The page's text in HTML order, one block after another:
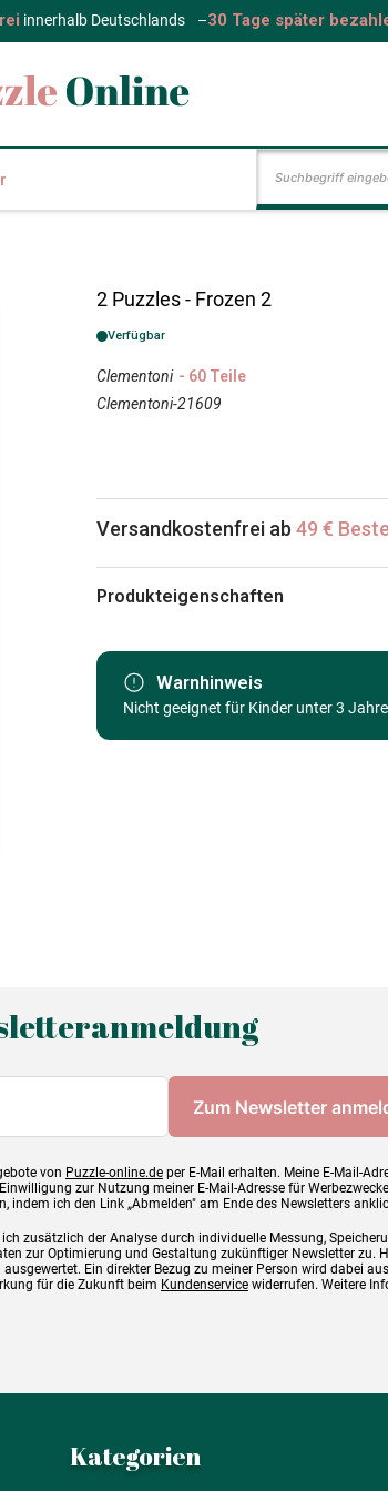
innerhalb Deutschlands –30 Tage später
2 Puzzles - Frozen 2
Verfügbar
Clementoni - 60 Teile
Clementoni-21609
Versandkostenfrei ab 49 €
Produkteigenschaften
KategorieWarnhinweis
Nicht geeignet für Kinder unter 3
von Puzzle-online.de per E-Mail erhalten. Meine E-Mail-
zur Nutzung meiner E-Mail-Adresse für
ich den Link „Abmelden" am Ende des Newsletters
zusätzlich der Analyse durch individuelle Messung,
zur Optimierung und Gestaltung zukünftiger Newsletter zu.
Ein direkter Bezug zu meiner Person wird dabei
für die Zukunft beim Kundenservice widerrufen. Weitere
Kategorien